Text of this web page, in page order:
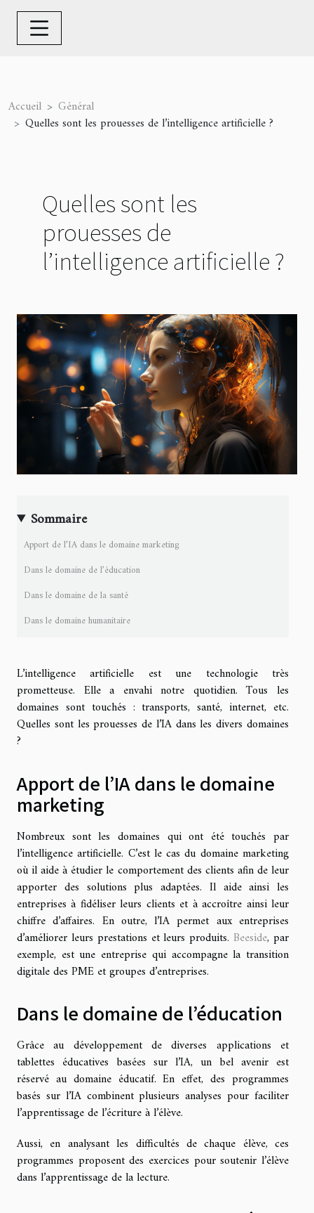
Accueil
Général
Quelles sont les prouesses de l’intelligence artificielle ?
Quelles sont les
prouesses de
l’intelligence artificielle ?
Sommaire
Apport de l’IA dans le domaine marketing
Dans le domaine de l’éducation
Dans le domaine de la santé
Dans le domaine humanitaire
L’intelligence artificielle est une technologie très
prometteuse. Elle a envahi notre quotidien. Tous les
domaines sont touchés : transports, santé, internet, etc.
Quelles sont les prouesses de l’IA dans les divers domaines
?
Apport de l’IA dans le domaine
marketing
Nombreux sont les domaines qui ont été touchés par
l’intelligence artificielle. C’est le cas du domaine marketing
où il aide à étudier le comportement des clients afin de leur
apporter des solutions plus adaptées. Il aide ainsi les
entreprises à fidéliser leurs clients et à accroître ainsi leur
chiffre d’affaires. En outre, l’IA permet aux entreprises
d’améliorer leurs prestations et leurs produits. Beeside, par
exemple, est une entreprise qui accompagne la transition
digitale des PME et groupes d’entreprises.
Dans le domaine de l’éducation
Grâce au développement de diverses applications et
tablettes éducatives basées sur l’IA, un bel avenir est
réservé au domaine éducatif. En effet, des programmes
basés sur l’IA combinent plusieurs analyses pour faciliter
l’apprentissage de l’écriture à l’élève.
Aussi, en analysant les difficultés de chaque élève, ces
programmes proposent des exercices pour soutenir l’élève
dans l’apprentissage de la lecture.